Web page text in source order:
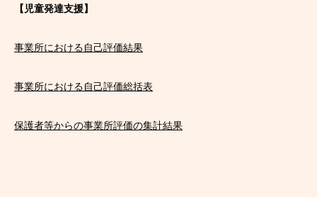
【児童発達支援】
事業所における自己評価結果
事業所における自己評価総括表
保護者等からの事業所評価の集計結果